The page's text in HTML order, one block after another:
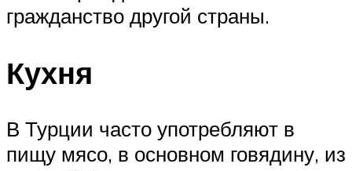
гражданство другой страны.
Кухня
В Турции часто употребляют в
пищу мясо, в основном говядину, из